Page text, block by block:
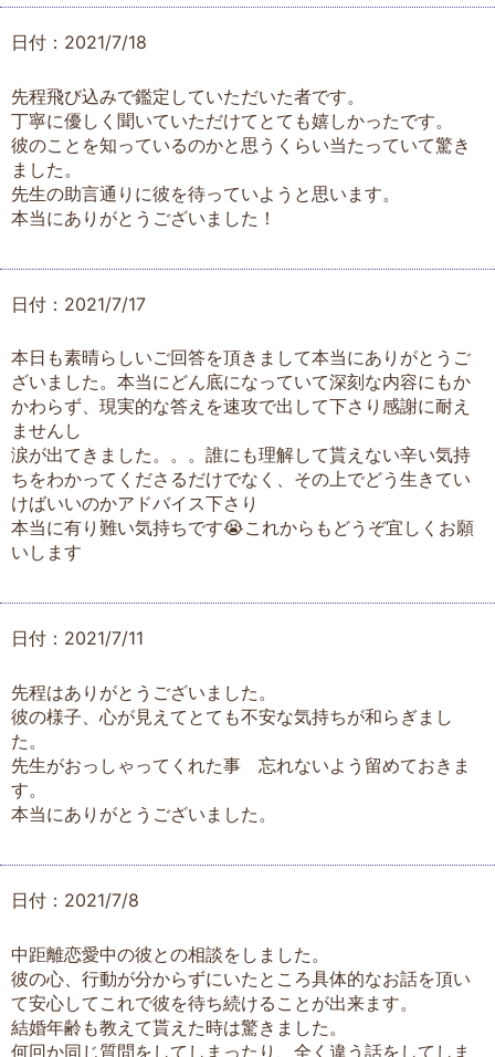
日付：2021/7/18
先程飛び込みで鑑定していただいた者です。
丁寧に優しく聞いていただけてとても嬉しかったです。
彼のことを知っているのかと思うくらい当たっていて驚き
ました。
先生の助言通りに彼を待っていようと思います。
本当にありがとうございました！
日付：2021/7/17
本日も素晴らしいご回答を頂きまして本当にありがとうご
ざいました。本当にどん底になっていて深刻な内容にもか
かわらず、現実的な答えを速攻で出して下さり感謝に耐え
ませんし
涙が出てきました。。。誰にも理解して貰えない辛い気持
ちをわかってくださるだけでなく、その上でどう生きてい
けばいいのかアドバイス下さり
本当に有り難い気持ちです😭これからもどうぞ宜しくお願
いします
日付：2021/7/11
先程はありがとうございました。
彼の様子、心が見えてとても不安な気持ちが和らぎまし
た。
先生がおっしゃってくれた事 忘れないよう留めておきま
す。
本当にありがとうございました。
日付：2021/7/8
中距離恋愛中の彼との相談をしました。
彼の心、行動が分からずにいたところ具体的なお話を頂い
て安心してこれで彼を待ち続けることが出来ます。
結婚年齢も教えて貰えた時は驚きました。
何回か同じ質問をしてしまったり、全く違う話をしてしま